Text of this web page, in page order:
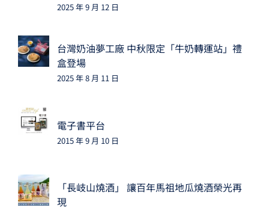
2025 年 9 月 12 日
台灣奶油夢工廠 中秋限定「牛奶轉運站」禮
盒登場
2025 年 8 月 11 日
電子書平台
2015 年 9 月 10 日
「長岐山燒酒」 讓百年馬祖地瓜燒酒榮光再
現